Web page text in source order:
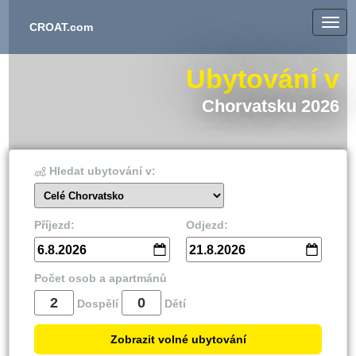
CROAT.com
Ubytování v
Chorvatsku 2026
Hledat ubytování v:
Celé Chorvatsko
Příjezd:
6.8.2026
Odjezd:
21.8.2026
Počet osob a apartmánů
Zobrazit volné ubytování